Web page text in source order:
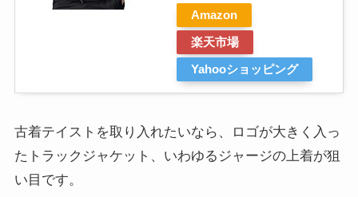
Amazon
楽天市場
Yahooショッピング
古着テイストを取り入れたいなら、ロゴが大きく入っ
たトラックジャケット、いわゆるジャージの上着が狙
い目です。